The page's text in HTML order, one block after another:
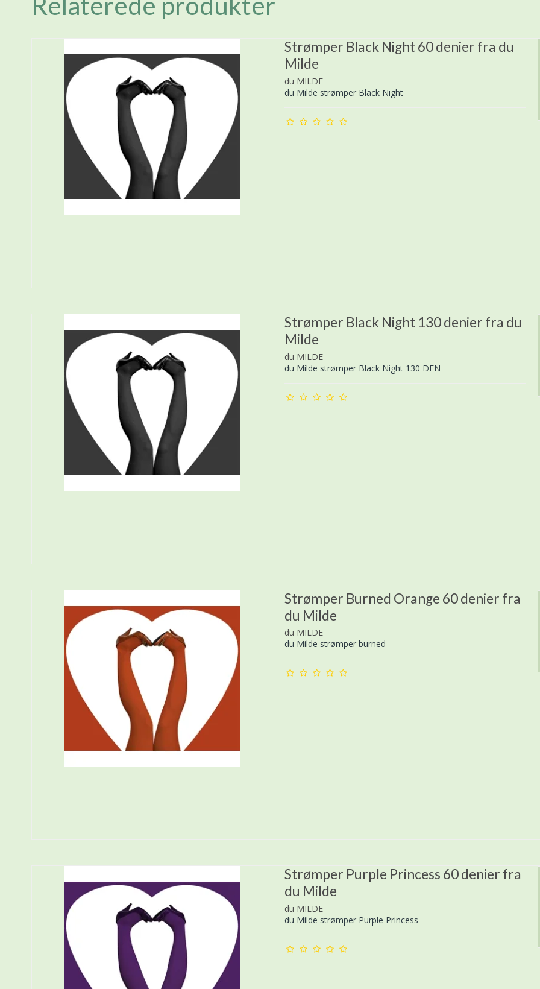
Strømper Black Night 60 denier fra du
Milde
du MILDE
du Milde strømper Black Night
Strømper Black Night 130 denier fra du
Milde
du MILDE
du Milde strømper Black Night 130 DEN
Strømper Burned Orange 60 denier fra
du Milde
du MILDE
du Milde strømper burned
Strømper Purple Princess 60 denier fra
du Milde
du MILDE
du Milde strømper Purple Princess